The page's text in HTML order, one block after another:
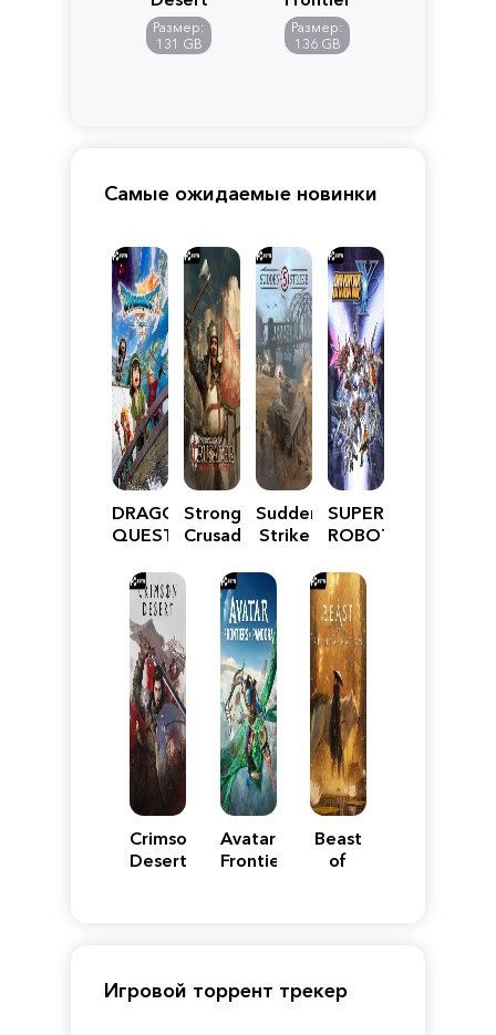
Размер:
131 GB
of
Pandora
Размер:
136 GB
Самые ожидаемые новинки
DRAGON
QUEST
Reimagined
Stronghold
Crusader:
Edition
Sudden
Strike
SUPER
ROBOT
Y
Crimson
Desert
Avatar:
Frontiers
Beast
of
Игровой торрент трекер